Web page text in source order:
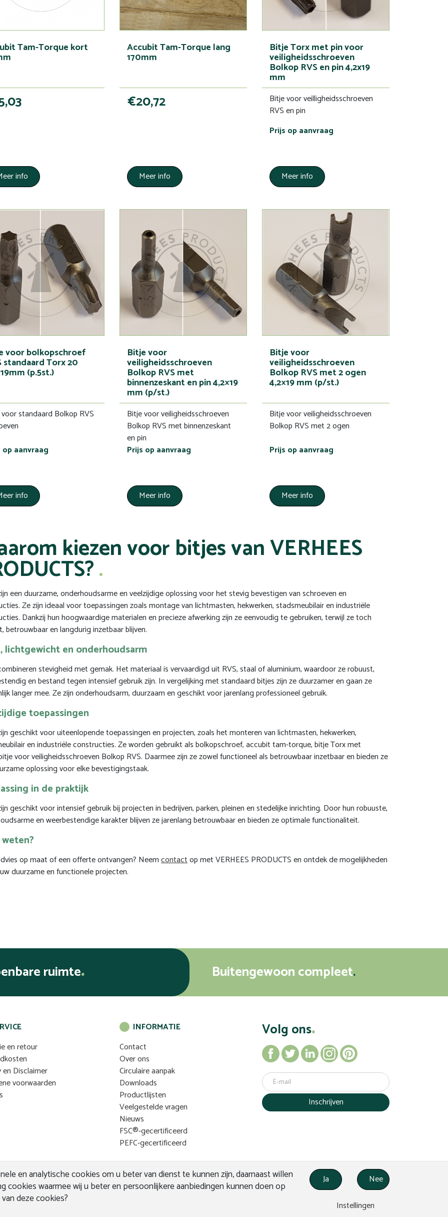
en analytische cookies om u beter van dienst te kunnen zijn, daarnaast willen
cookies waarmee wij u beter en persoonlijkere aanbiedingen kunnen doen op
deze cookies?
Ja
Nee
Instellingen
Tam-Torque kort
info
Accubit Tam-Torque lang
170mm
€20,72
Meer info
Bitje Torx met pin voor
veiligheidsschroeven
Bolkop RVS en pin 4,2x19
mm
Bitje voor veilligheidsschroeven
RVS en pin
Prijs op aanvraag
Meer info
voor bolkopschroef
standaard Torx 20
(p.5st.)
standaard Bolkop RVS
aanvraag
info
Bitje voor
veiligheidsschroeven
Bolkop RVS met
binnenzeskant en pin 4,2×19
mm (p/st.)
Bitje voor veiligheidsschroeven
Bolkop RVS met binnenzeskant
en pin
Prijs op aanvraag
Meer info
Bitje voor
veiligheidsschroeven
Bolkop RVS met 2 ogen
4,2×19 mm (p/st.)
Bitje voor veiligheidsschroeven
Bolkop RVS met 2 ogen
Prijs op aanvraag
Meer info
kiezen voor bitjes van VERHEES
een duurzame, onderhoudsarme en veelzijdige oplossing voor het stevig bevestigen van schroeven en
Ze zijn ideaal voor toepassingen zoals montage van lichtmasten, hekwerken, stadsmeubilair en industriële
Dankzij hun hoogwaardige materialen en precieze afwerking zijn ze eenvoudig te gebruiken, terwijl ze toch
betrouwbaar en langdurig inzetbaar blijven.
lichtgewicht en onderhoudsarm
stevigheid met gemak. Het materiaal is vervaardigd uit RVS, staal of aluminium, waardoor ze robuust,
en bestand tegen intensief gebruik zijn. In vergelijking met standaard bitjes zijn ze duurzamer en gaan ze
langer mee. Ze zijn onderhoudsarm, duurzaam en geschikt voor jarenlang professioneel gebruik.
toepassingen
geschikt voor uiteenlopende toepassingen en projecten, zoals het monteren van lichtmasten, hekwerken,
en industriële constructies. Ze worden gebruikt als bolkopschroef, accubit tam-torque, bitje Torx met
voor veiligheidsschroeven Bolkop RVS. Daarmee zijn ze zowel functioneel als betrouwbaar inzetbaar en bieden ze
oplossing voor elke bevestigingstaak.
in de praktijk
geschikt voor intensief gebruik bij projecten in bedrijven, parken, pleinen en stedelijke inrichting. Door hun robuuste,
en weerbestendige karakter blijven ze jarenlang betrouwbaar en bieden ze optimale functionaliteit.
op maat of een offerte ontvangen? Neemcontactop met VERHEES PRODUCTS en ontdek de mogelijkheden
duurzame en functionele projecten.
ruimte Buitengewoon compleet
en retour
en Disclaimer
voorwaarden
INFORMATIE
Contact
Over ons
Circulaire aanpak
Downloads
Productlijsten
Veelgestelde vragen
Nieuws
FSC®-gecertificeerd
PEFC-gecertificeerd
Volg ons
Inschrijven
WEBDESIGN APPLEPIE © VERHEES PRODUCTS